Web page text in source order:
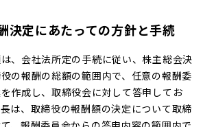
決定にあたっての方針と手続
、会社法所定の手続に従い、株主総会決
の報酬の総額の範囲内で、任意の報酬委
作成し、取締役会に対して答申してお
は、取締役の報酬額の決定について取締